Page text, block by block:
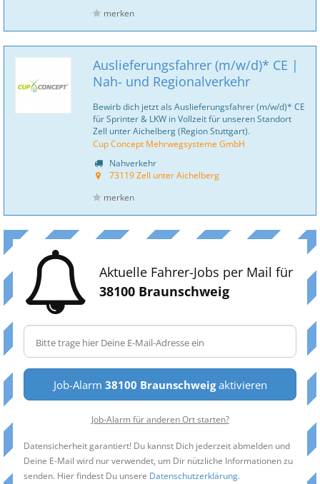
merken
Auslieferungsfahrer (m/w/d)* CE |
Nah- und Regionalverkehr
Bewirb dich jetzt als Auslieferungsfahrer (m/w/d)* CE
für Sprinter & LKW in Vollzeit für unseren Standort
Zell unter Aichelberg (Region Stuttgart).
Cup Concept Mehrwegsysteme GmbH
Nahverkehr
73119 Zell unter Aichelberg
merken
Aktuelle Fahrer-Jobs per Mail für
38100 Braunschweig
Job-Alarm 38100 Braunschweigaktivieren
Job-Alarm für anderen Ort starten?
Datensicherheit garantiert! Du kannst Dich jederzeit abmelden und
Deine E-Mail wird nur verwendet, um Dir nützliche Informationen zu
senden. Hier findest Du unsere Datenschutzerklärung.